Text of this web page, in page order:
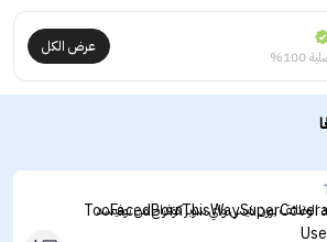
عرض الكل
الوظائف بورن ذيس واي سوبر كوفراج من توفيسد